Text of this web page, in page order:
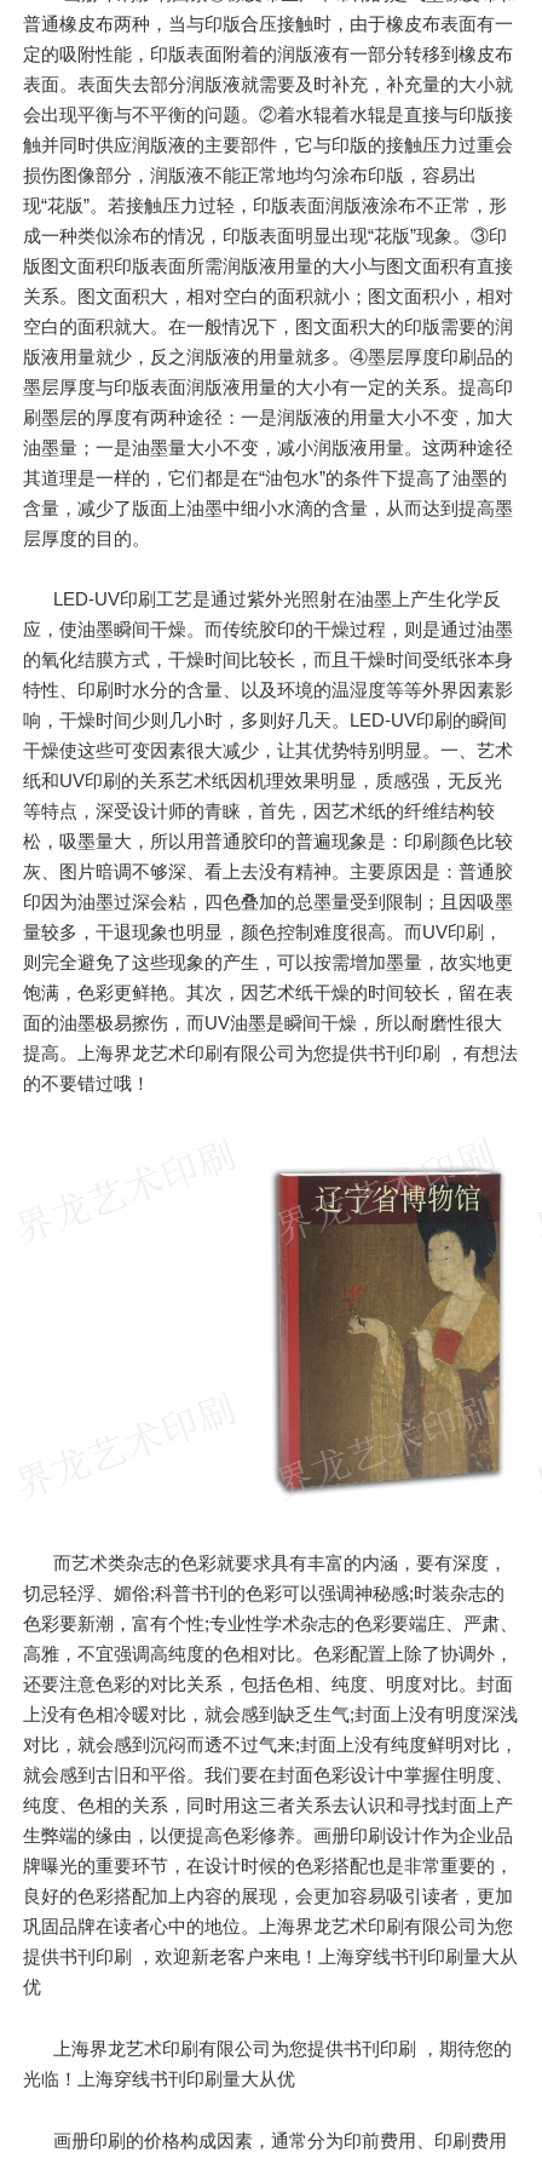
普通橡皮布两种，当与印版合压接触时，由于橡皮布表面有一
定的吸附性能，印版表面附着的润版液有一部分转移到橡皮布
表面。表面失去部分润版液就需要及时补充，补充量的大小就
会出现平衡与不平衡的问题。②着水辊着水辊是直接与印版接
触并同时供应润版液的主要部件，它与印版的接触压力过重会
损伤图像部分，润版液不能正常地均匀涂布印版，容易出
现“花版”。若接触压力过轻，印版表面润版液涂布不正常，形
成一种类似涂布的情况，印版表面明显出现“花版”现象。③印
版图文面积印版表面所需润版液用量的大小与图文面积有直接
关系。图文面积大，相对空白的面积就小；图文面积小，相对
空白的面积就大。在一般情况下，图文面积大的印版需要的润
版液用量就少，反之润版液的用量就多。④墨层厚度印刷品的
墨层厚度与印版表面润版液用量的大小有一定的关系。提高印
刷墨层的厚度有两种途径：一是润版液的用量大小不变，加大
油墨量；一是油墨量大小不变，减小润版液用量。这两种途径
其道理是一样的，它们都是在“油包水”的条件下提高了油墨的
含量，减少了版面上油墨中细小水滴的含量，从而达到提高墨
层厚度的目的。
LED-UV印刷工艺是通过紫外光照射在油墨上产生化学反
应，使油墨瞬间干燥。而传统胶印的干燥过程，则是通过油墨
的氧化结膜方式，干燥时间比较长，而且干燥时间受纸张本身
特性、印刷时水分的含量、以及环境的温湿度等等外界因素影
响，干燥时间少则几小时，多则好几天。LED-UV印刷的瞬间
干燥使这些可变因素很大减少，让其优势特别明显。一、艺术
纸和UV印刷的关系艺术纸因机理效果明显，质感强，无反光
等特点，深受设计师的青睐，首先，因艺术纸的纤维结构较
松，吸墨量大，所以用普通胶印的普遍现象是：印刷颜色比较
灰、图片暗调不够深、看上去没有精神。主要原因是：普通胶
印因为油墨过深会粘，四色叠加的总墨量受到限制；且因吸墨
量较多，干退现象也明显，颜色控制难度很高。而UV印刷，
则完全避免了这些现象的产生，可以按需增加墨量，故实地更
饱满，色彩更鲜艳。其次，因艺术纸干燥的时间较长，留在表
面的油墨极易擦伤，而UV油墨是瞬间干燥，所以耐磨性很大
提高。上海界龙艺术印刷有限公司为您提供书刊印刷 ，有想法
的不要错过哦！
而艺术类杂志的色彩就要求具有丰富的内涵，要有深度，
切忌轻浮、媚俗;科普书刊的色彩可以强调神秘感;时装杂志的
色彩要新潮，富有个性;专业性学术杂志的色彩要端庄、严肃、
高雅，不宜强调高纯度的色相对比。色彩配置上除了协调外，
还要注意色彩的对比关系，包括色相、纯度、明度对比。封面
上没有色相冷暖对比，就会感到缺乏生气;封面上没有明度深浅
对比，就会感到沉闷而透不过气来;封面上没有纯度鲜明对比，
就会感到古旧和平俗。我们要在封面色彩设计中掌握住明度、
纯度、色相的关系，同时用这三者关系去认识和寻找封面上产
生弊端的缘由，以便提高色彩修养。画册印刷设计作为企业品
牌曝光的重要环节，在设计时候的色彩搭配也是非常重要的，
良好的色彩搭配加上内容的展现，会更加容易吸引读者，更加
巩固品牌在读者心中的地位。上海界龙艺术印刷有限公司为您
提供书刊印刷 ，欢迎新老客户来电！上海穿线书刊印刷量大从
优
上海界龙艺术印刷有限公司为您提供书刊印刷 ，期待您的
光临！上海穿线书刊印刷量大从优
画册印刷的价格构成因素，通常分为印前费用、印刷费用